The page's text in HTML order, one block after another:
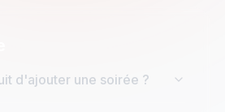
d'ajouter une soirée ?